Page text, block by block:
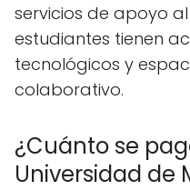
servicios de apoyo
estudiantes tienen
tecnológicos y
colaborativo.
¿Cuánto se
Universidad de